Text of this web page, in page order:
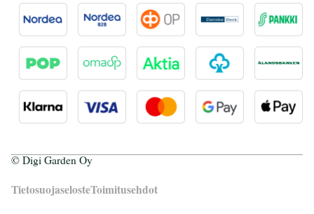
© Digi Garden Oy
TietosuojaselosteToimitusehdot